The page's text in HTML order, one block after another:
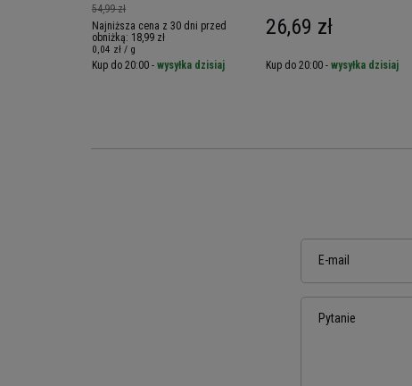
54,99 zł
Najniższa cena z 30 dni przed
obniżką: 18,99 zł
0,04 zł / g
Kup do 20:00 - wysyłka dzisiaj
26,69 zł
Kup do 20:00 - wysyłka dzisiaj
E-mail
Pytanie